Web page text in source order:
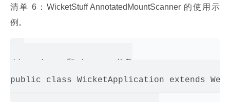
清单 6：WicketStuff AnnotatedMountScanner 的使用示
例。
public class WicketApplication extends